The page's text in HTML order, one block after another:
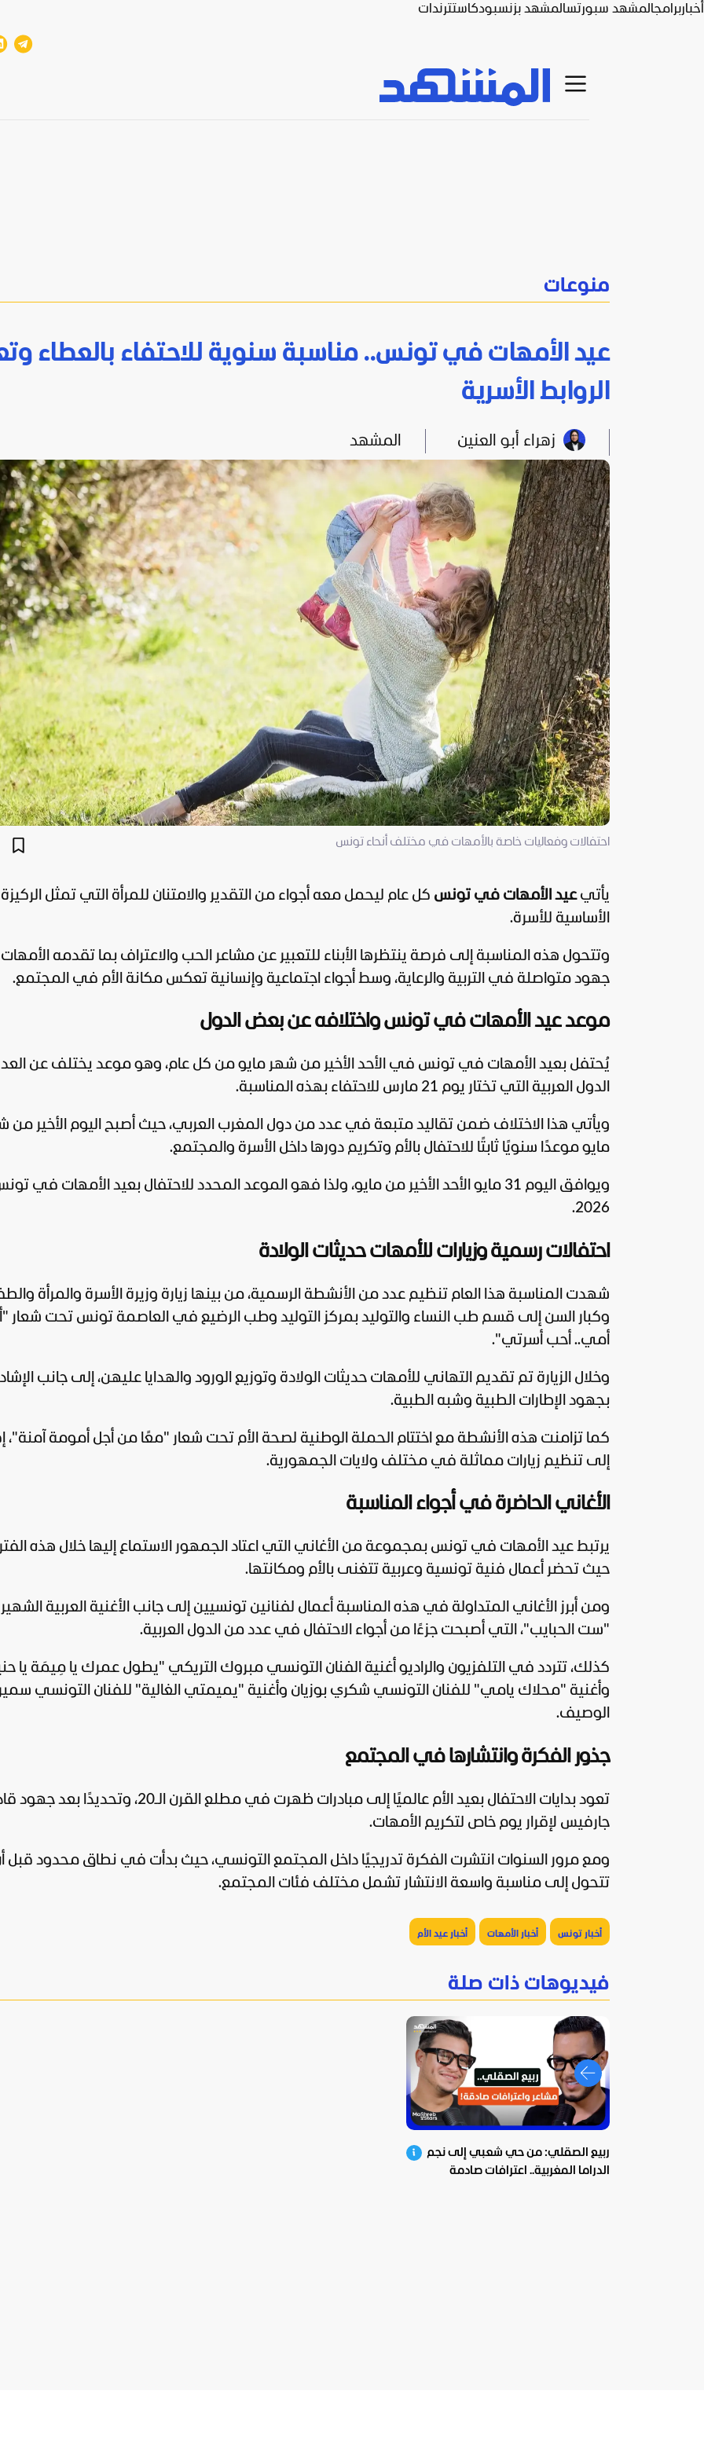
أخباربرامجالمشهد سبورتسالمشهد بزنسبودكاستترندات
منوعات
عيد الأمهات في تونس.. مناسبة سنوية للاحتفاء بالعطاء
الروابط الأسرية
زهراء أبو العنين المشهد
احتفالات وفعاليات خاصة بالأمهات في مختلف أنحاء تونس
يأتيعيد الأمهات في تونس كل عام ليحمل معه أجواء من التقدير والامتنان للمرأة التي تمثل الركيزة
الأساسية للأسرة.
وتتحول هذه المناسبة إلى فرصة ينتظرها الأبناء للتعبير عن مشاعر الحب والاعتراف بما تقدمه
جهود متواصلة في التربية والرعاية، وسط أجواء اجتماعية وإنسانية تعكس مكانة الأم في المجتمع.
موعد عيد الأمهات في تونس واختلافه عن بعض الدول
يُحتفل بعيد الأمهات في تونس في الأحد الأخير من شهر مايو من كل عام، وهو موعد يختلف عن
الدول العربية التي تختار يوم 21 مارس للاحتفاء بهذه المناسبة.
ويأتي هذا الاختلاف ضمن تقاليد متبعة في عدد من دول المغرب العربي، حيث أصبح اليوم الأخير من
مايو موعدًا سنويًا ثابتًا للاحتفال بالأم وتكريم دورها داخل الأسرة والمجتمع.
ويوافق اليوم 31 مايو الأحد الأخير من مايو، ولذا فهو الموعد المحدد للاحتفال بعيد الأمهات في
2026.
احتفالات رسمية وزيارات للأمهات حديثات الولادة
شهدت المناسبة هذا العام تنظيم عدد من الأنشطة الرسمية، من بينها زيارة وزيرة الأسرة والمرأة
وكبار السن إلى قسم طب النساء والتوليد بمركز التوليد وطب الرضيع في العاصمة تونس تحت شعار
أمي.. أحب أسرتي".
وخلال الزيارة تم تقديم التهاني للأمهات حديثات الولادة وتوزيع الورود والهدايا عليهن، إلى جانب
بجهود الإطارات الطبية وشبه الطبية.
كما تزامنت هذه الأنشطة مع اختتام الحملة الوطنية لصحة الأم تحت شعار "معًا من أجل أمومة آمنة"،
إلى تنظيم زيارات مماثلة في مختلف ولايات الجمهورية.
الأغاني الحاضرة في أجواء المناسبة
يرتبط عيد الأمهات في تونس بمجموعة من الأغاني التي اعتاد الجمهور الاستماع إليها خلال هذه
حيث تحضر أعمال فنية تونسية وعربية تتغنى بالأم ومكانتها.
ومن أبرز الأغاني المتداولة في هذه المناسبة أعمال لفنانين تونسيين إلى جانب الأغنية العربية
"ست الحبايب"، التي أصبحت جزءًا من أجواء الاحتفال في عدد من الدول العربية.
كذلك، تتردد في التلفزيون والراديو أغنية الفنان التونسي مبروك التريكي "يطول عمرك يا مِيمَة يا
وأغنية "محلاك يامي" للفنان التونسي شكري بوزيان وأغنية "يميمتي الغالية" للفنان التونسي
الوصيف.
جذور الفكرة وانتشارها في المجتمع
تعود بدايات الاحتفال بعيد الأم عالميًا إلى مبادرات ظهرت في مطلع القرن الـ20،
جارفيس لإقرار يوم خاص لتكريم الأمهات.
ومع مرور السنوات انتشرت الفكرة تدريجيًا داخل المجتمع التونسي، حيث بدأت في نطاق محدود قبل
تتحول إلى مناسبة واسعة الانتشار تشمل مختلف فئات المجتمع.
أخبار تونس أخبار الأمهات أخبار عيد الأم
فيديوهات ذات صلة
ربيع الصقلي: من حي شعبي إلى نجم
الدراما المغربية.. اعترافات صادمة